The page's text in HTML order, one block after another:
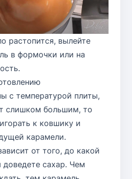
растопится, вылейте
в формочки или на
с температурой плиты,
слишком большим, то
к ковшику и
карамели.
от того, до какой
сахар. Чем